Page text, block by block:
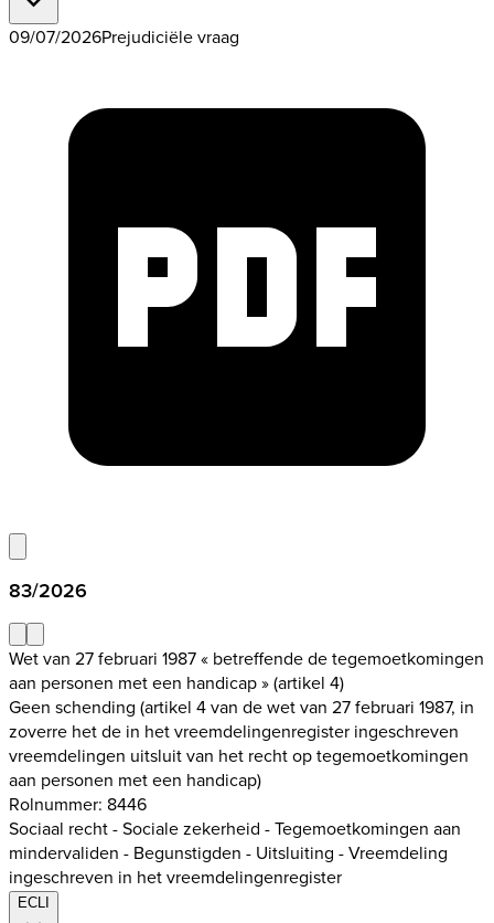
09/07/2026Prejudiciële vraag
83/2026
Wet van 27 februari 1987 « betreffende de tegemoetkomingen
aan personen met een handicap » (artikel 4)
Geen schending (artikel 4 van de wet van 27 februari 1987, in
zoverre het de in het vreemdelingenregister ingeschreven
vreemdelingen uitsluit van het recht op tegemoetkomingen
aan personen met een handicap)
Rolnummer: 8446
Sociaal recht - Sociale zekerheid - Tegemoetkomingen aan
mindervaliden - Begunstigden - Uitsluiting - Vreemdeling
ingeschreven in het vreemdelingenregister
ECLI